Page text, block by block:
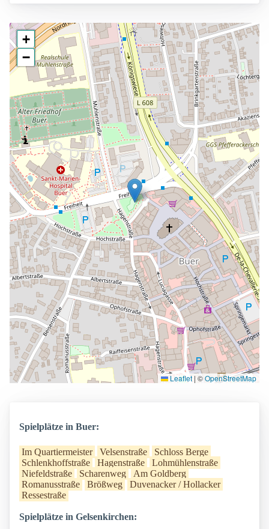
+
−
Leaflet | ©OpenStreetMap
Spielplätze in Buer:
Im Quartiermeister Velsenstraße
Schloss Berge
Schlenkhoffstraße
Hagenstraße
Lohmühlenstraße
Niefeldstraße
Scharenweg
Am Goldberg
Romanusstraße
Brößweg
Duvenacker / Hollacker
Ressestraße
Spielplätze in Gelsenkirchen: